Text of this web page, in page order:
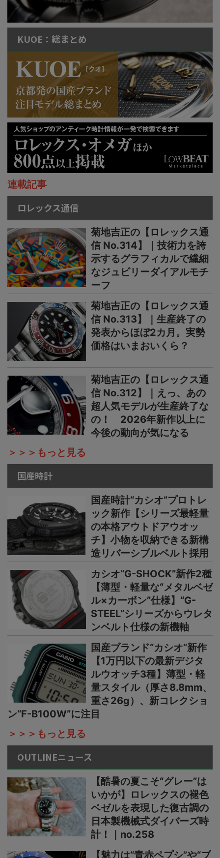
KUOE：総まとめ
連載記事
ロレックス通信
菊地吉正の【ロレックス通
信 No.314】｜技術力を誇
示するグラフィカルで繊細
なジュビリーダイアルモチ
ーフ
菊地吉正の【ロレックス通
信 No.313】｜生産終了の
発表からほぼ2カ月。実勢
価格はいまおいくら？
菊地吉正の【ロレックス通
信 No.312】｜えっ、あの
超人気モデルが生産終了な
の！ 2026年新作以上に
今後の動向が気になる
＞＞＞もっと見る
国産時計
国産時計“カシオ”プロトレ
ック新作【シリーズ最軽量
の本格アウトドアウオッ
チ】小物を収納できる新構
造リバーシブルベルト採用
カシオ“G-SHOCK”新作2種
【薄型・軽量な“メタルベゼ
ル×カーボン”仕様】“G-
STEEL”シリーズからウレタ
ンベルト仕様の新機軸
国産ブランド“カシオ”新作
【1万円以下の最新デジタ
ルウオッチ3種】薄型・軽
量スタイル（厚さ8.8mm、
重さ26g）、新コレクショ
ン“F-B100W”に注目
＞＞＞もっと見る
OUTLINEニュース
【酷暑の夏こそ“グレー”は
いかが】ロレックスの褪色
ベゼルを表現した復古調の
日本製機械式ダイバーズ時
計！｜no.258
【魅力は“青赤ペプシ”や“ブ